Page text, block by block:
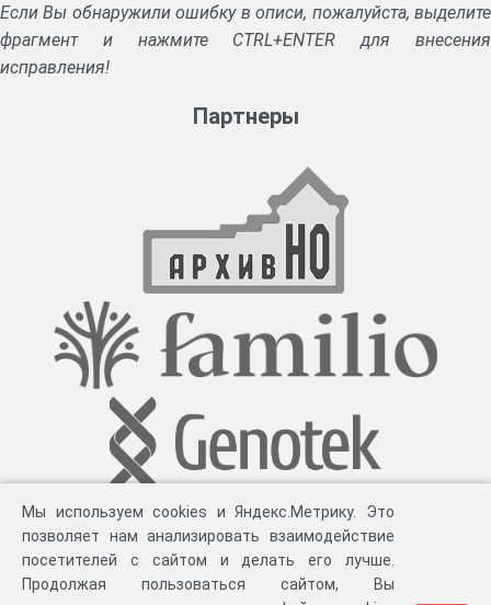
Если Вы обнаружили ошибку в описи, пожалуйста, выделите
фрагмент и нажмите CTRL+ENTER для внесения
исправления!
Партнеры
Мы используем cookies и Яндекс.Метрику. Это
позволяет нам анализировать взаимодействие
посетителей с сайтом и делать его лучше.
Продолжая пользоваться сайтом, Вы